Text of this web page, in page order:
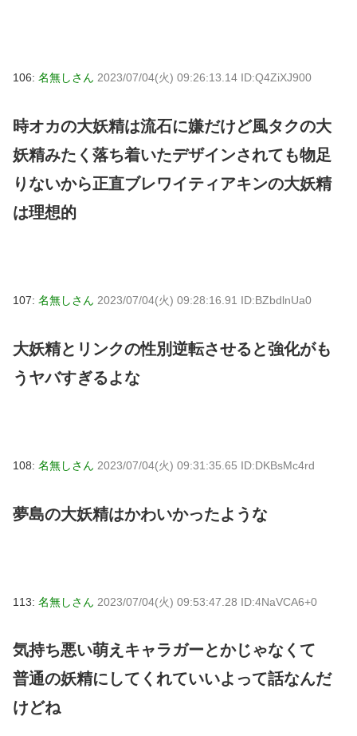
106: 名無しさん 2023/07/04(火) 09:26:13.14 ID:Q4ZiXJ900
時オカの大妖精は流石に嫌だけど風タクの大
妖精みたく落ち着いたデザインされても物足
りないから正直ブレワイティアキンの大妖精
は理想的
107: 名無しさん 2023/07/04(火) 09:28:16.91 ID:BZbdlnUa0
大妖精とリンクの性別逆転させると強化がも
うヤバすぎるよな
108: 名無しさん 2023/07/04(火) 09:31:35.65 ID:DKBsMc4rd
夢島の大妖精はかわいかったような
113: 名無しさん 2023/07/04(火) 09:53:47.28 ID:4NaVCA6+0
気持ち悪い萌えキャラガーとかじゃなくて
普通の妖精にしてくれていいよって話なんだ
けどね